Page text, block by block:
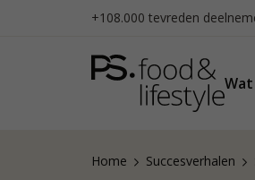
+108.000 tevreden
Wat
Home Succesverhalen